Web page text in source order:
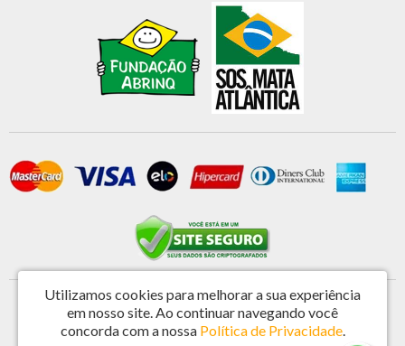
Primatela Tela e Componentes Ltda - CNPJ: 46.572.808/0001-44
Rua Vereador Antonio de Castro 221 - Jardim Nova Espirito Santo - Valinhos / SP -
Utilizamos cookies para melhorar a sua experiência
em nosso site.Ao continuar navegando você
concorda com a nossa Política de Privacidade.